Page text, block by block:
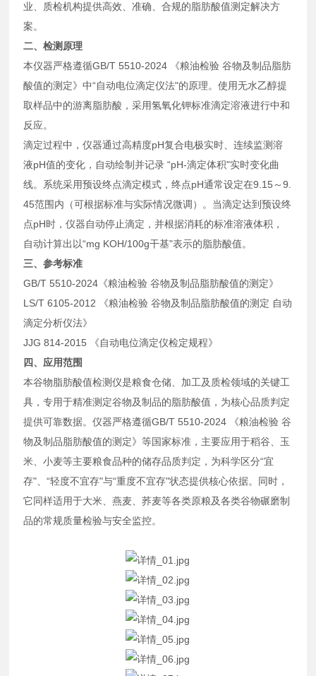
业、质检机构提供高效、准确、合规的脂肪酸值测定解决方
案。
二、检测原理
本仪器严格遵循GB/T 5510-2024 《粮油检验 谷物及制品脂肪
酸值的测定》中“自动电位滴定仪法"的原理。使用无水乙醇提
取样品中的游离脂肪酸，采用氢氧化钾标准滴定溶液进行中和
反应。
滴定过程中，仪器通过高精度pH复合电极实时、连续监测溶
液pH值的变化，自动绘制并记录 “pH-滴定体积"实时变化曲
线。系统采用预设终点滴定模式，终点pH通常设定在9.15～9.
45范围内（可根据标准与实际情况微调）。当滴定达到预设终
点pH时，仪器自动停止滴定，并根据消耗的标准溶液体积，
自动计算出以“mg KOH/100g干基"表示的脂肪酸值。
三、参考标准
GB/T 5510-2024《粮油检验 谷物及制品脂肪酸值的测定》
LS/T 6105-2012 《粮油检验 谷物及制品脂肪酸值的测定 自动
滴定分析仪法》
JJG 814-2015 《自动电位滴定仪检定规程》
四、应用范围
本谷物脂肪酸值检测仪是粮食仓储、加工及质检领域的关键工
具，专用于精准测定谷物及制品的脂肪酸值，为核心品质判定
提供可靠数据。仪器严格遵循GB/T 5510-2024 《粮油检验 谷
物及制品脂肪酸值的测定》等国家标准，主要应用于稻谷、玉
米、小麦等主要粮食品种的储存品质判定，为科学区分“宜
存"、“轻度不宜存"与“重度不宜存"状态提供核心依据。同时，
它同样适用于大米、燕麦、荞麦等各类原粮及各类谷物碾磨制
品的常规质量检验与安全监控。